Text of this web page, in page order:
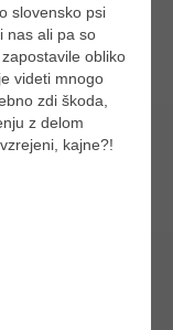
slovensko psi
nas ali pa so
obliko
videti mnogo
zdi škoda,
z delom
kajne?!